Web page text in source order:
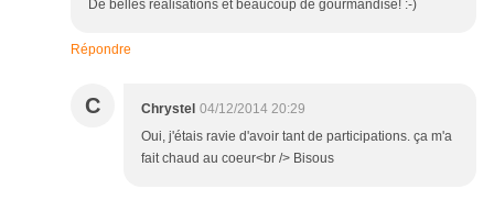
De belles réalisations et beaucoup de gourmandise! :-)
Répondre
C Chrystel 04/12/2014 20:29
Oui, j'étais ravie d'avoir tant de participations. ça m'a
fait chaud au coeur<br /> Bisous